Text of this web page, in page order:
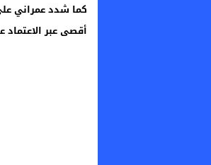
كما شدد عمراني
أقصى عبر الاعتماد